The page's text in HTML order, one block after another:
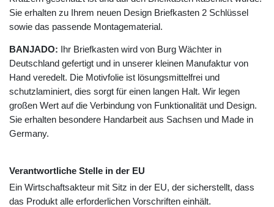
Sie erhalten zu Ihrem neuen Design Briefkasten 2 Schlüssel
sowie das passende Montagematerial.
BANJADO: Ihr Briefkasten wird von Burg Wächter in
Deutschland gefertigt und in unserer kleinen Manufaktur von
Hand veredelt. Die Motivfolie ist lösungsmittelfrei und
schutzlaminiert, dies sorgt für einen langen Halt. Wir legen
großen Wert auf die Verbindung von Funktionalität und Design.
Sie erhalten besondere Handarbeit aus Sachsen und Made in
Germany.
Verantwortliche Stelle in der EU
Ein Wirtschaftsakteur mit Sitz in der EU, der sicherstellt, dass
das Produkt alle erforderlichen Vorschriften einhält.